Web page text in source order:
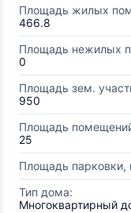
Площадь жилых
466.8
Площадь нежилых
0
Площадь зем.
950
Площадь
25
Площадь парковки,
Тип дома:
Многоквартирный